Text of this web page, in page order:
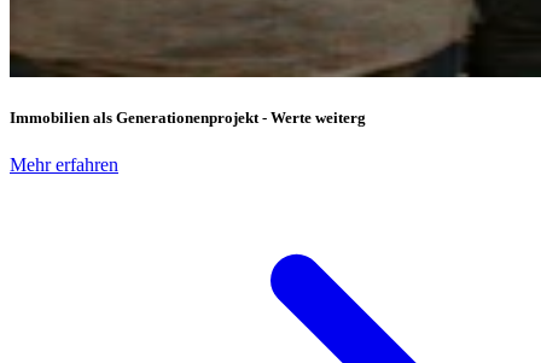
Immobilien als Generationenprojekt - Werte weiterg
Mehr erfahren